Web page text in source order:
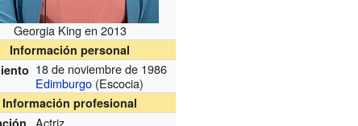
Georgia King en 2013
Información personal
18 de noviembre de 1986
Edimburgo (Escocia)
Información profesional
Actriz